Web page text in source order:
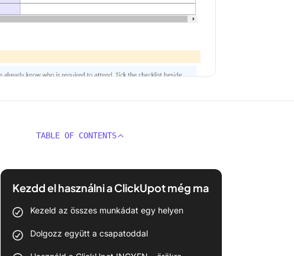
TABLE OF CONTENTS
Kezdd el használni a ClickUpot még ma
Kezeld az összes munkádat egy helyen
Dolgozz együtt a csapatoddal